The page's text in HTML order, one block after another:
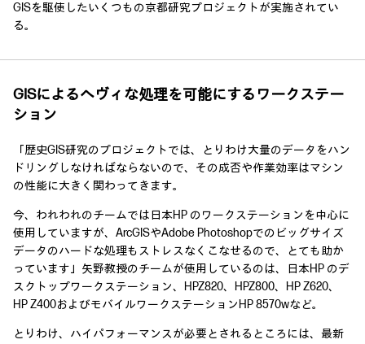
GISを駆使したいくつもの京都研究プロジェクトが実施されてい
る。
GISによるヘヴィな処理を可能にするワークステー
ション
「歴史GIS研究のプロジェクトでは、とりわけ大量のデータをハン
ドリングしなければならないので、その成否や作業効率はマシン
の性能に大きく関わってきます。
今、われわれのチームでは日本HP のワークステーションを中心に
使用していますが、ArcGISやAdobe Photoshopでのビッグサイズ
データのハードな処理もストレスなくこなせるので、とても助か
っています」矢野教授のチームが使用しているのは、日本HP のデ
スクトップワークステーション、HPZ820、HPZ800、HP Z620、
HP Z400およびモバイルワークステーションHP 8570wなど。
とりわけ、ハイパフォーマンスが必要とされるところには、最新